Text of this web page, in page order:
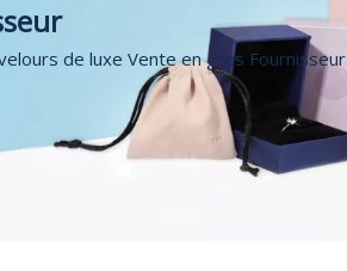
de luxe Vente en gros Fournisseur